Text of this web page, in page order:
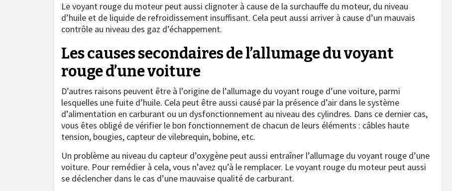
Le voyant rouge du moteur peut aussi clignoter à cause de la surchauffe du moteur, du niveau
d’huile et de liquide de refroidissement insuffisant. Cela peut aussi arriver à cause d’un mauvais
contrôle au niveau des gaz d’échappement.
Les causes secondaires de l’allumage du voyant
rouge d’une voiture
D’autres raisons peuvent être à l’origine de l’allumage du voyant rouge d’une voiture, parmi
lesquelles une fuite d’huile. Cela peut être aussi causé par la présence d’air dans le système
d’alimentation en carburant ou un dysfonctionnement au niveau des cylindres. Dans ce dernier cas,
vous êtes obligé de vérifier le bon fonctionnement de chacun de leurs éléments : câbles haute
tension, bougies, capteur de vilebrequin, bobine, etc.
Un problème au niveau du capteur d’oxygène peut aussi entraîner l’allumage du voyant rouge d’une
voiture. Pour remédier à cela, vous n’avez qu’à le remplacer. Le voyant rouge du moteur peut aussi
se déclencher dans le cas d’une mauvaise qualité de carburant.